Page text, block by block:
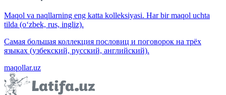
Maqol va naqllarning eng katta kolleksiyasi. Har bir maqol uchta
tilda (o‘zbek, rus, ingliz).
Самая большая коллекция пословиц и поговорок на трёх
языках (узбекский, русский, английский).
maqollar.uz